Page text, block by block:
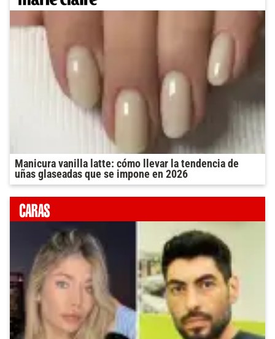
Manicura vanilla latte: cómo llevar la tendencia de
uñas glaseadas que se impone en 2026